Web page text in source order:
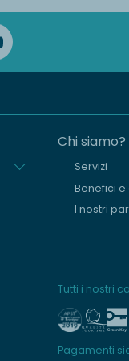
Chi siamo?
Servizi
Benefici e
I nostri
Tutti i nostri
Pagamenti